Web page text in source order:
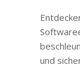
und